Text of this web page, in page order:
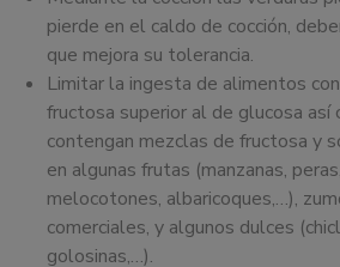
pierde en el caldo de cocción,
que mejora su tolerancia.
Limitar la ingesta de alimentos
fructosa superior al de glucosa así
contengan mezclas de fructosa y
en algunas frutas (manzanas,
melocotones, albaricoques,…),
comerciales, y algunos dulces
golosinas,…).